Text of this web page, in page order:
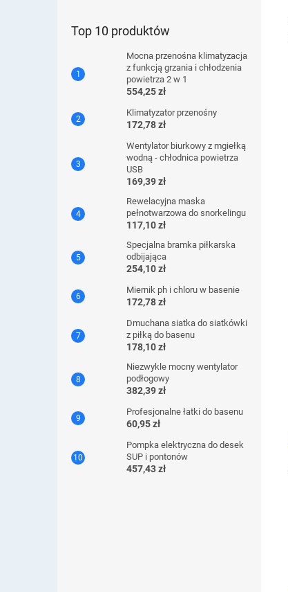
Top 10 produktów
Mocna przenośna klimatyzacja
z funkcją grzania i chłodzenia
powietrza 2 w 1
554,25 zł
Klimatyzator przenośny
172,78 zł
Wentylator biurkowy z mgiełką
wodną - chłodnica powietrza
USB
169,39 zł
Rewelacyjna maska ​​
pełnotwarzowa do snorkelingu
117,10 zł
Specjalna bramka piłkarska
odbijająca
254,10 zł
Miernik ph i chloru w basenie
172,78 zł
Dmuchana siatka do siatkówki
z piłką do basenu
178,10 zł
Niezwykle mocny wentylator
podłogowy
382,39 zł
Profesjonalne łatki do basenu
60,95 zł
Pompka elektryczna do desek
SUP i pontonów
457,43 zł